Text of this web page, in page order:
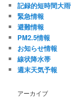
記録的短時間大
緊急情報
避難情報
PM2.5情報
お知らせ情報
線状降水帯
週末天気予報
アーカイブ